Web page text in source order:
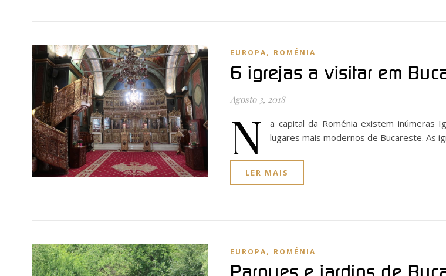
EUROPA, ROMÉNIA
6 igrejas a visitar em
Agosto 3, 2018
N
a capital da Roménia existem inúmeras
lugares mais modernos de Bucareste. As
LER MAIS
EUROPA, ROMÉNIA